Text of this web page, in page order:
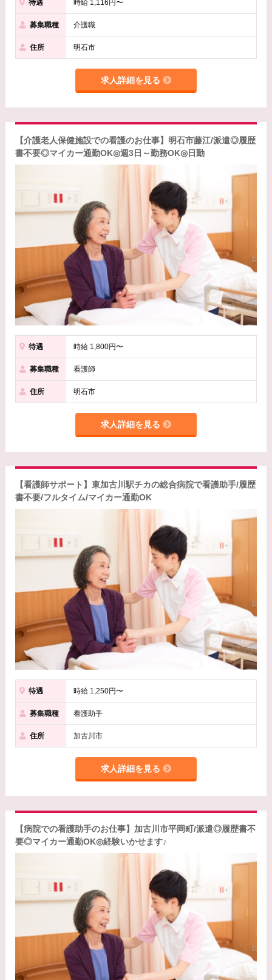
待遇 時給 1,116円〜
募集職種 介護職
住所 明石市
求人詳細を見る
【介護老人保健施設での看護のお仕事】明石市藤江/派遣◎履歴
書不要◎マイカー通勤OK◎週3日～勤務OK◎日勤
待遇 時給 1,800円〜
募集職種 看護師
住所 明石市
求人詳細を見る
【看護師サポート】東加古川駅チカの総合病院で看護助手/履歴
書不要/フルタイム/マイカー通勤OK
待遇 時給 1,250円〜
募集職種 看護助手
住所 加古川市
求人詳細を見る
【病院での看護助手のお仕事】加古川市平岡町/派遣◎履歴書不
要◎マイカー通勤OK◎経験いかせます♪